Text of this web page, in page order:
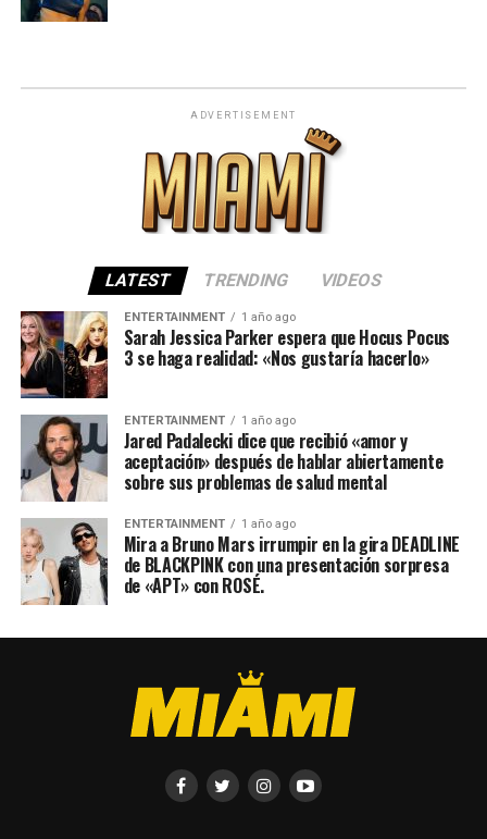
ADVERTISEMENT
LATEST TRENDING VIDEOS
ENTERTAINMENT 1 año ago
Sarah Jessica Parker espera que Hocus Pocus
3 se haga realidad: «Nos gustaría hacerlo»
ENTERTAINMENT 1 año ago
Jared Padalecki dice que recibió «amor y
aceptación» después de hablar abiertamente
sobre sus problemas de salud mental
ENTERTAINMENT 1 año ago
Mira a Bruno Mars irrumpir en la gira DEADLINE
de BLACKPINK con una presentación sorpresa
de «APT» con ROSÉ.